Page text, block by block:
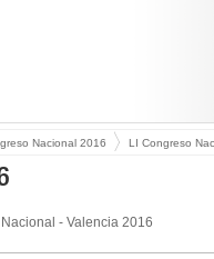
Nacional 2016 LI Congreso
- Valencia 2016